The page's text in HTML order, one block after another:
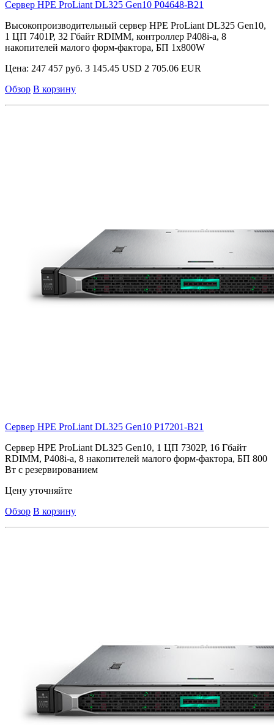
Сервер HPE ProLiant DL325 Gen10 P04648-B21
Высокопроизводительный сервер HPE ProLiant DL325 Gen10,
1 ЦП 7401P, 32 Гбайт RDIMM, контроллер P408i-a, 8
накопителей малого форм-фактора, БП 1x800W
Цена: 247 457 руб. 3 145.45 USD 2 705.06 EUR
Обзор В корзину
Сервер HPE ProLiant DL325 Gen10 P17201-B21
Сервер HPE ProLiant DL325 Gen10, 1 ЦП 7302P, 16 Гбайт
RDIMM, P408i-a, 8 накопителей малого форм-фактора, БП 800
Вт с резервированием
Цену уточняйте
Обзор В корзину